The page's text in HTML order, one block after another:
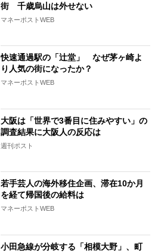
街 千歳烏山は外せない
マネーポストWEB
快速通過駅の「辻堂」 なぜ茅ヶ崎よ
り人気の街になったか？
マネーポストWEB
大阪は「世界で3番目に住みやすい」の
調査結果に大阪人の反応は
週刊ポスト
若手芸人の海外移住企画、滞在10か月
を経て帰国後の給料は
マネーポストWEB
小田急線が分岐する「相模大野」、町